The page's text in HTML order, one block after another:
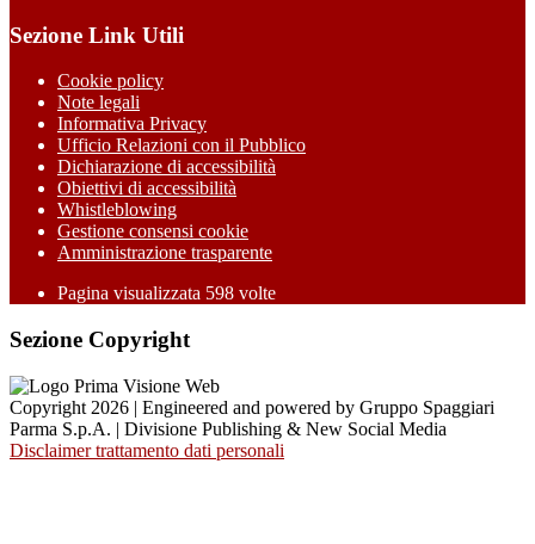
Sezione Link Utili
Cookie policy
Note legali
Informativa Privacy
Ufficio Relazioni con il Pubblico
Dichiarazione di accessibilità
Obiettivi di accessibilità
Whistleblowing
Gestione consensi cookie
Amministrazione trasparente
Pagina visualizzata 598 volte
Sezione Copyright
Copyright 2026 | Engineered and powered by Gruppo Spaggiari
Parma S.p.A. | Divisione Publishing & New Social Media
Disclaimer trattamento dati personali